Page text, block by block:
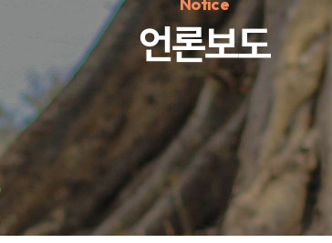
#하트플레이스#캠페인#팬덤후원
언론보도